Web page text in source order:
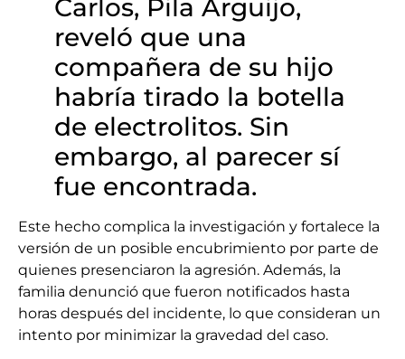
Carlos, Pila Arguijo,
reveló que una
compañera de su hijo
habría tirado la botella
de electrolitos. Sin
embargo, al parecer sí
fue encontrada.
Este hecho complica la investigación y fortalece la
versión de un posible encubrimiento por parte de
quienes presenciaron la agresión. Además, la
familia denunció que fueron notificados hasta
horas después del incidente, lo que consideran un
intento por minimizar la gravedad del caso.